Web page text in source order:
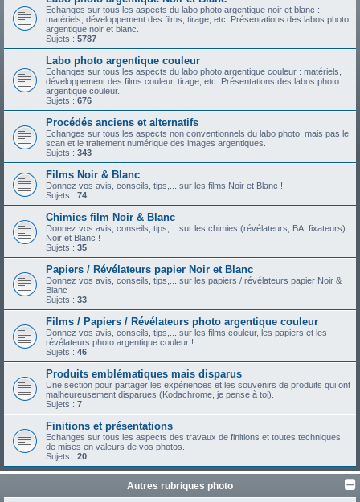
Echanges sur tous les aspects du labo photo argentique noir et blanc :
matériels, développement des films, tirage, etc. Présentations des labos photo
argentique noir et blanc.
Sujets : 5787
Labo photo argentique couleur
Echanges sur tous les aspects du labo photo argentique couleur : matériels,
développement des films couleur, tirage, etc. Présentations des labos photo
argentique couleur.
Sujets : 676
Procédés anciens et alternatifs
Echanges sur tous les aspects non conventionnels du labo photo, mais pas le
scan et le traitement numérique des images argentiques.
Sujets : 343
Films Noir & Blanc
Donnez vos avis, conseils, tips,... sur les films Noir et Blanc !
Sujets : 74
Chimies film Noir & Blanc
Donnez vos avis, conseils, tips,... sur les chimies (révélateurs, BA, fixateurs)
Noir et Blanc !
Sujets : 35
Papiers / Révélateurs papier Noir et Blanc
Donnez vos avis, conseils, tips,... sur les papiers / révélateurs papier Noir &
Blanc
Sujets : 33
Films / Papiers / Révélateurs photo argentique couleur
Donnez vos avis, conseils, tips,... sur les films couleur, les papiers et les
révélateurs photo argentique couleur !
Sujets : 46
Produits emblématiques mais disparus
Une section pour partager les expériences et les souvenirs de produits qui ont
malheureusement disparues (Kodachrome, je pense à toi).
Sujets : 7
Finitions et présentations
Echanges sur tous les aspects des travaux de finitions et toutes techniques
de mises en valeurs de vos photos.
Sujets : 20
Autres rubriques photo